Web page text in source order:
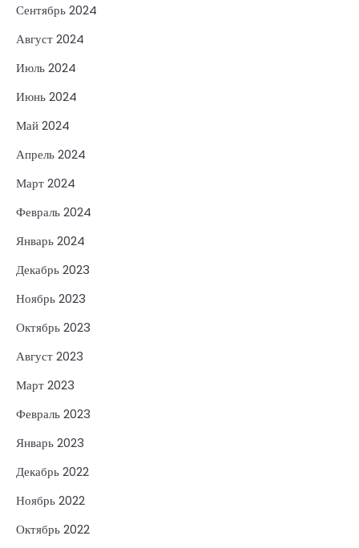
Сентябрь 2024
Август 2024
Июль 2024
Июнь 2024
Май 2024
Апрель 2024
Март 2024
Февраль 2024
Январь 2024
Декабрь 2023
Ноябрь 2023
Октябрь 2023
Август 2023
Март 2023
Февраль 2023
Январь 2023
Декабрь 2022
Ноябрь 2022
Октябрь 2022